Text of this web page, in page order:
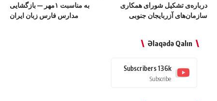
درباره‌ی تشکیل شورای همکاری
سازمان‌های آزربایجان جنوبی
به مناسبت ۱مهر — بازگشایی
مدارس فارس زبان ایران
Əlaqədə Qalın
136k
Subscribers
Subscribe